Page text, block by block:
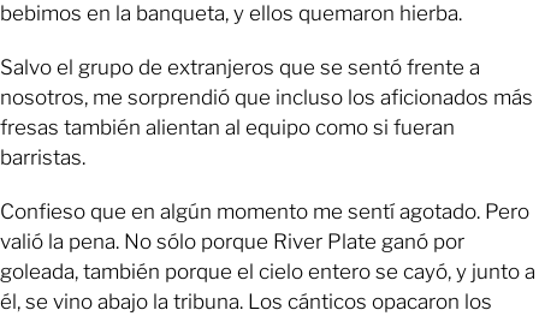
bebimos en la banqueta, y ellos quemaron hierba.
Salvo el grupo de extranjeros que se sentó frente a
nosotros, me sorprendió que incluso los aficionados más
fresas también alientan al equipo como si fueran
barristas.
Confieso que en algún momento me sentí agotado. Pero
valió la pena. No sólo porque River Plate ganó por
goleada, también porque el cielo entero se cayó, y junto a
él, se vino abajo la tribuna. Los cánticos opacaron los